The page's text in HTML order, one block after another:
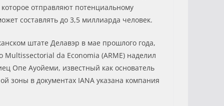
отправляют потенциальному
составлять до 3,5 миллиарда человек.
штате Делавэр в мае прошлого года,
Multissectorial da Economia (ARME) наделил
Опе Ауойеми, известный как основатель
зоны в документах IANA указана компания